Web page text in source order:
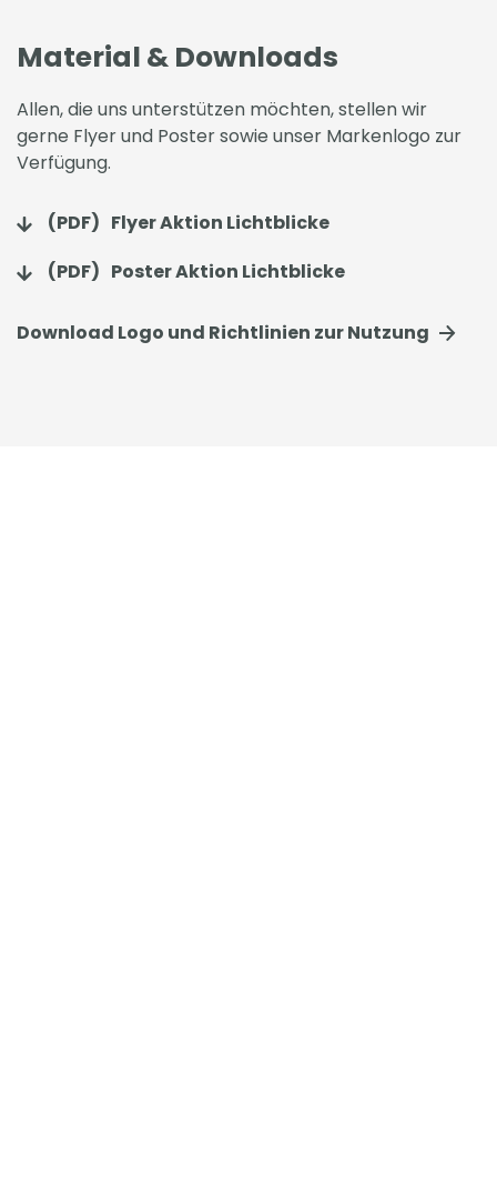
Material & Downloads
Allen, die uns unterstützen möchten, stellen wir
gerne Flyer und Poster sowie unser Markenlogo zur
Verfügung.
(PDF) Flyer Aktion Lichtblicke
(PDF) Poster Aktion Lichtblicke
Download Logo und Richtlinien zur Nutzung